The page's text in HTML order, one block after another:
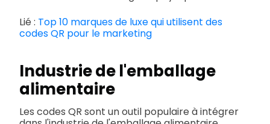
Lié : Top 10 marques de luxe qui utilisent des
codes QR pour le marketing
Industrie de l'emballage
alimentaire
Les codes QR sont un outil populaire à intégrer